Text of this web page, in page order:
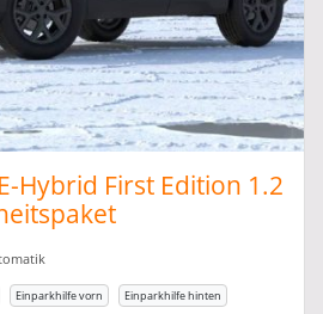
Hybrid First Edition 1.2
Einparkhilfe vorn
Einparkhilfe hinten